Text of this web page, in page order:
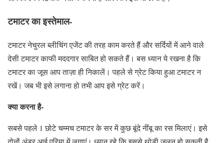
टमाटर का इस्तेमाल-
टमाटर नेचुरल ब्लीचिंग एजेंट की तरह काम करते हैं और सर्दियों में आने वाले
देसी टमाटर काफी मददगार साबित हो सकते हैं। बस ध्यान ये रखना है कि
टमाटर का जूस आप ताज़ा ही निकालें। पहले से ग्रेट किया हुआ टमाटर न
रखें। जब भी इसे लगाना हो तभी आप इसे ग्रेट करें।
क्या करना है-
सबसे पहले 1 छोटे चम्मच टमाटर के सर में कुछ बूंदे नींबू का रस मिलाएं। इसे